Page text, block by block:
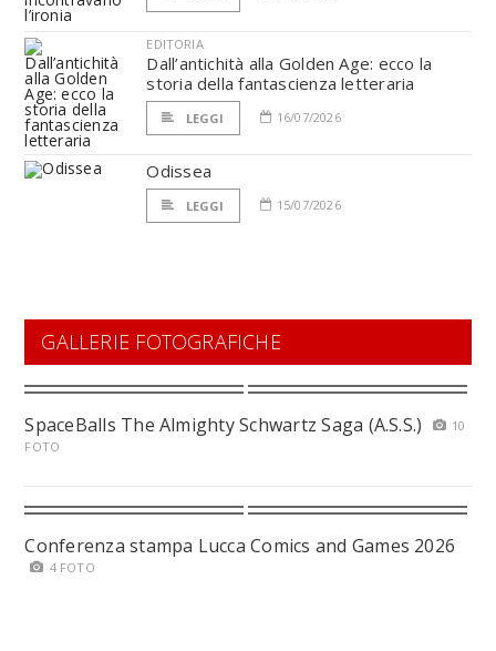
EDITORIA
Dall’antichità alla Golden Age: ecco la
storia della fantascienza letteraria
LEGGI 16/07/2026
Odissea
LEGGI 15/07/2026
GALLERIE FOTOGRAFICHE
SpaceBalls The Almighty Schwartz Saga (A.S.S.)
10
FOTO
Conferenza stampa Lucca Comics and Games 2026
4 FOTO